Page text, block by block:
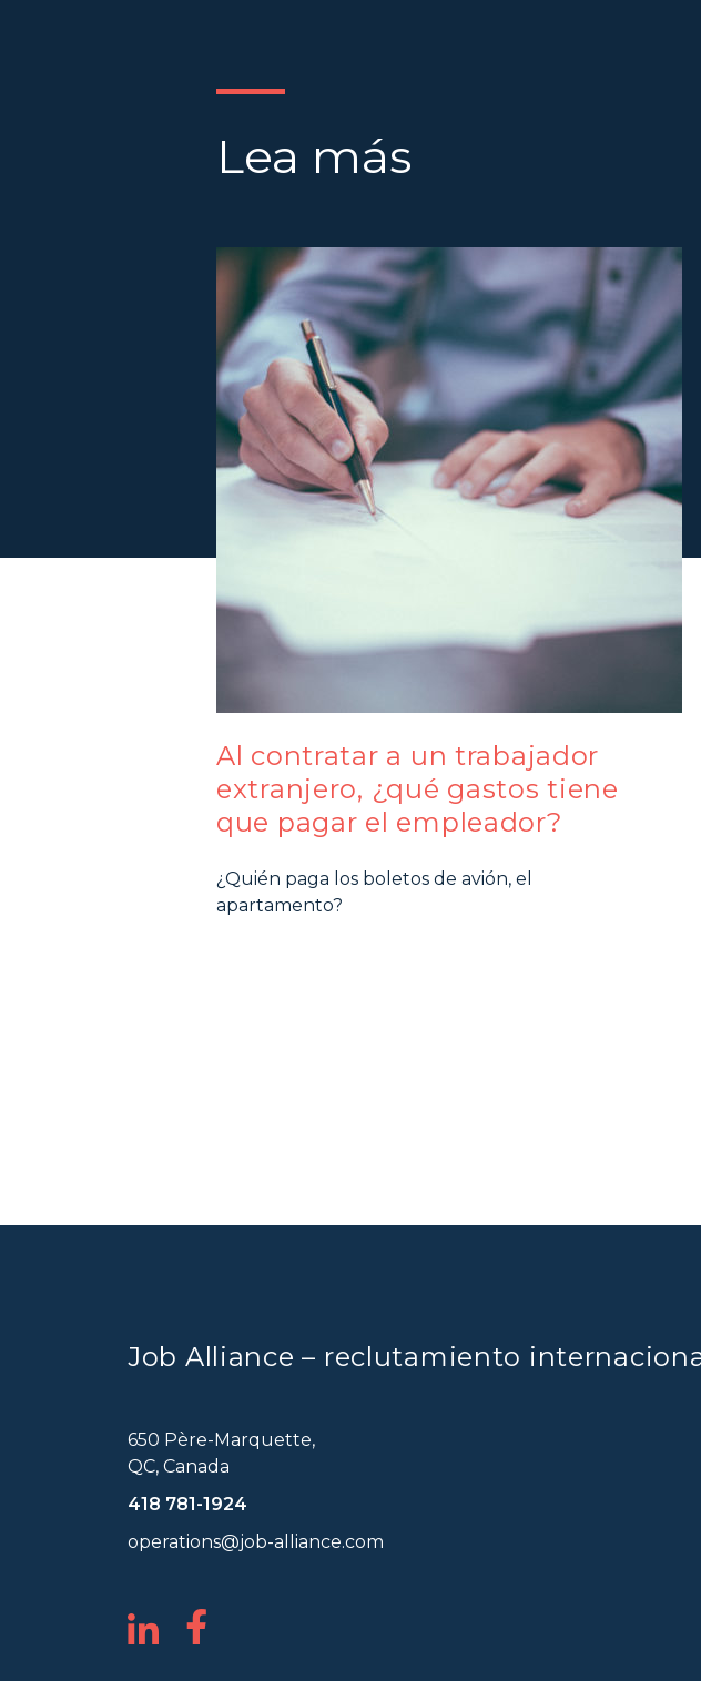
Lea más
Al contratar a un trabajador
extranjero, ¿qué gastos tiene
que pagar el empleador?
¿Quién paga los boletos de avión, el
apartamento?
Job Alliance – reclutamiento
650 Père-Marquette,
QC, Canada
418 781-1924
operations@job-alliance.com